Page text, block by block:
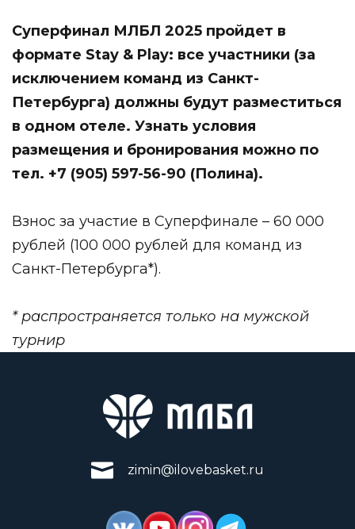
Суперфинал МЛБЛ 2025 пройдет в
формате Stay & Play: все участники (за
исключением команд из Санкт-
Петербурга) должны будут разместиться
в одном отеле. Узнать условия
размещения и бронирования можно по
тел. +7 (905) 597-56-90 (Полина).
Взнос за участие в Суперфинале – 60 000
рублей (100 000 рублей для команд из
Санкт-Петербурга*).
* распространяется только на мужской
турнир
zimin@ilovebasket.ru